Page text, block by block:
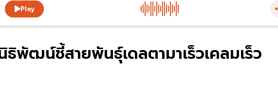
Play
พัฒน์ชี้สายพันธุ์เดลตามาเร็วเคลมเร็ว